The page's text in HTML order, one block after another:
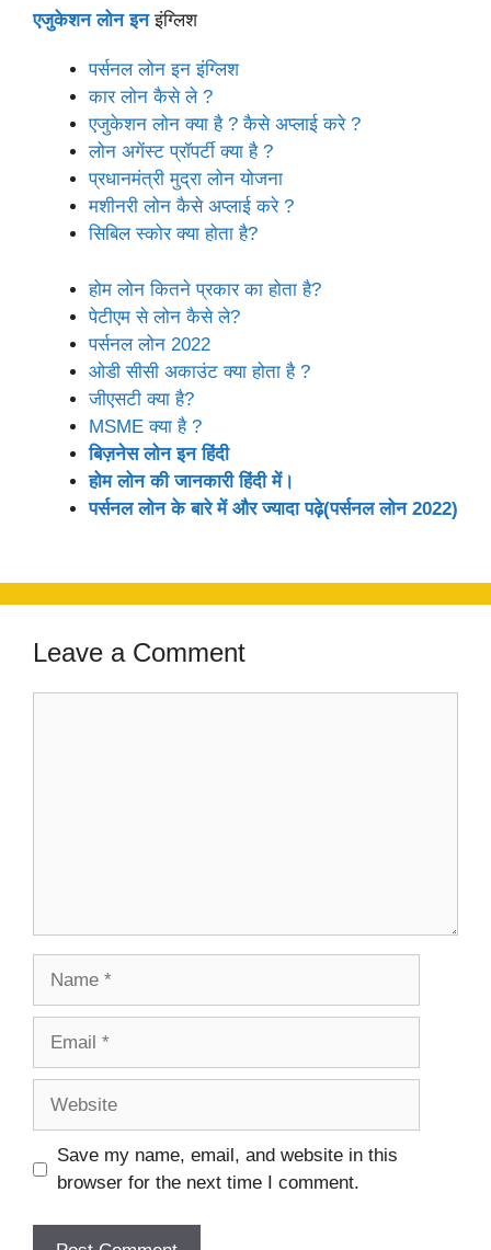
एजुकेशन लोन इनइंग्लिश
पर्सनल लोन इन इंग्लिश
कार लोन कैसे ले ?
एजुकेशन लोन क्या है ? कैसे अप्लाई करे ?
लोन अगेंस्ट प्रॉपर्टी क्या है ?
प्रधानमंत्री मुद्रा लोन योजना
मशीनरी लोन कैसे अप्लाई करे ?
सिबिल स्कोर क्या होता है?
होम लोन कितने प्रकार का होता है?
पेटीएम से लोन कैसे ले?
पर्सनल लोन 2022
ओडी सीसी अकाउंट क्या होता है ?
जीएसटी क्या है?
MSME क्या है ?
बिज़नेस लोन इन हिंदी
होम लोन की जानकारी हिंदी में।
पर्सनल लोन के बारे में और ज्यादा पढ़े(पर्सनल लोन 2022)
Leave a Comment
Save my name, email, and website in this
browser for the next time I comment.